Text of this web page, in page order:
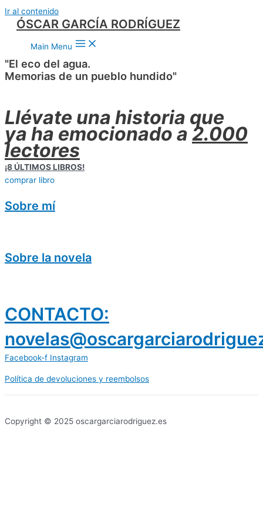
Ir al contenido
ÓSCAR GARCÍA RODRÍGUEZ
Main Menu
"El eco del agua.
Memorias de un pueblo hundido"
Llévate una historia que
ya ha emocionado a 2.000
lectores
¡8 ÚLTIMOS LIBROS!
comprar libro
Sobre mí
Sobre la novela
CONTACTO:
Facebook-f Instagram
Política de devoluciones y reembolsos
Copyright © 2025 oscargarciarodriguez.es